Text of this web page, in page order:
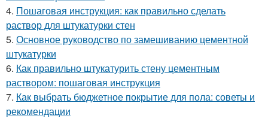
4. Пошаговая инструкция: как правильно сделать
раствор для штукатурки стен
5. Основное руководство по замешиванию цементной
штукатурки
6. Как правильно штукатурить стену цементным
раствором: пошаговая инструкция
7. Как выбрать бюджетное покрытие для пола: советы и
рекомендации